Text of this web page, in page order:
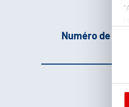
Numéro de